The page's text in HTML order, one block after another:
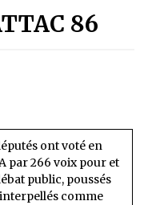
86
ont voté en
par 266 voix pour et
public, poussés
comme